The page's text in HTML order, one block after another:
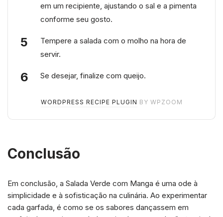
em um recipiente, ajustando o sal e a pimenta
conforme seu gosto.
Tempere a salada com o molho na hora de
servir.
Se desejar, finalize com queijo.
WORDPRESS RECIPE PLUGIN BY WPZOOM
Conclusão
Em conclusão, a Salada Verde com Manga é uma ode à
simplicidade e à sofisticação na culinária. Ao experimentar
cada garfada, é como se os sabores dançassem em